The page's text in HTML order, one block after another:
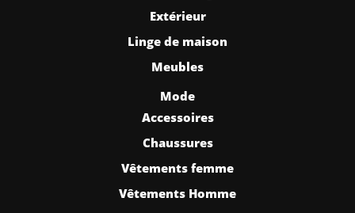
Extérieur
Linge de maison
Meubles
Mode
Accessoires
Chaussures
Vêtements femme
Vêtements Homme